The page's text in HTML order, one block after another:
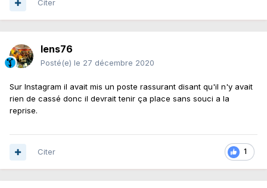
Citer
lens76
Posté(e) le 27 décembre 2020
Sur Instagram il avait mis un poste rassurant disant qu'il n'y avait
rien de cassé donc il devrait tenir ça place sans souci a la
reprise.
1
Citer